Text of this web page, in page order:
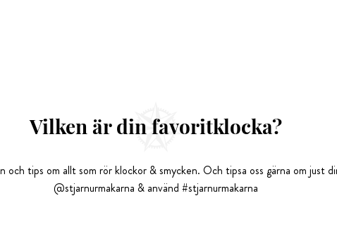
Vilken är din favoritklocka?
och tips om allt som rör klockor & smycken. Och tipsa oss gärna om just
@stjarnurmakarna & använd #stjarnurmakarna